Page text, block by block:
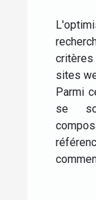
sites
Parmi
se